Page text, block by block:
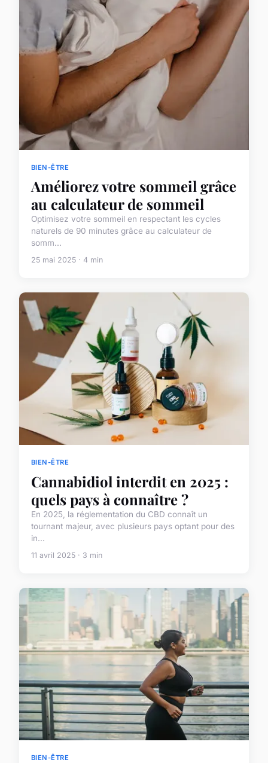
BIEN-ÊTRE
Améliorez votre sommeil grâce
au calculateur de sommeil
Optimisez votre sommeil en respectant les cycles
naturels de 90 minutes grâce au calculateur de
somm...
25 mai 2025 · 4 min
BIEN-ÊTRE
Cannabidiol interdit en 2025 :
quels pays à connaître ?
En 2025, la réglementation du CBD connaît un
tournant majeur, avec plusieurs pays optant pour des
in...
11 avril 2025 · 3 min
BIEN-ÊTRE